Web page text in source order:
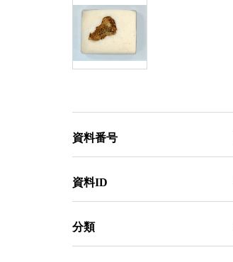
資料番号
資料ID
分類